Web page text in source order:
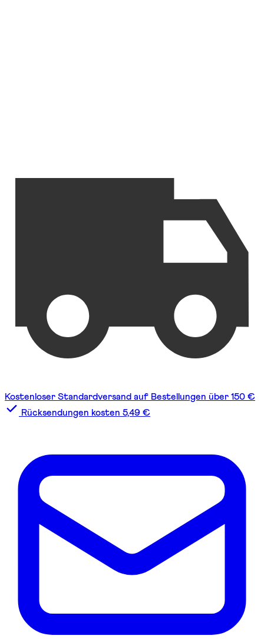
Kostenloser Standardversand auf Bestellungen über 150 €
Rücksendungen kosten 5,49 €